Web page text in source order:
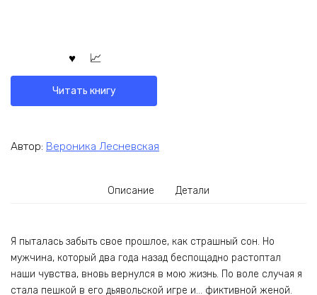
Читать книгу
Автор: Вероника Лесневская
Описание Детали
Я пыталась забыть свое прошлое, как страшный сон. Но
мужчина, который два года назад беспощадно растоптал
наши чувства, вновь вернулся в мою жизнь. По воле случая я
стала пешкой в его дьявольской игре и… фиктивной женой.